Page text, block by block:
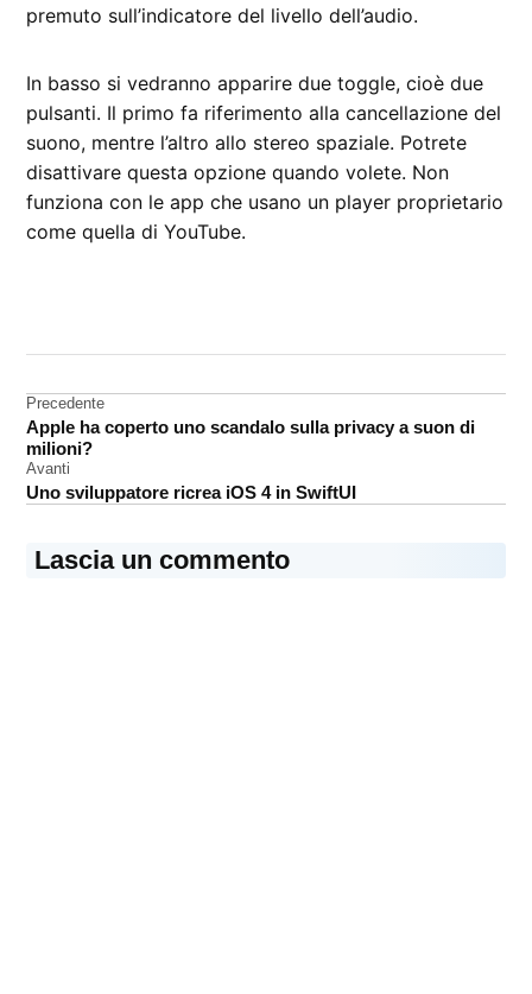
premuto sull’indicatore del livello dell’audio.
In basso si vedranno apparire due toggle, cioè due
pulsanti. Il primo fa riferimento alla cancellazione del
suono, mentre l’altro allo stereo spaziale. Potrete
disattivare questa opzione quando volete. Non
funziona con le app che usano un player proprietario
come quella di YouTube.
stereo
spaziale
Navigazione
articoli
Precedente
Apple ha coperto uno scandalo sulla privacy a suon di
milioni?
Avanti
Uno sviluppatore ricrea iOS 4 in SwiftUI
Lascia un commento